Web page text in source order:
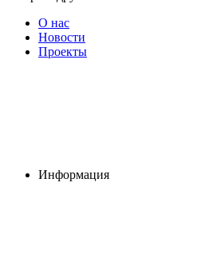
О нас
Новости
Проекты
Информация